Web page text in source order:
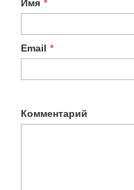
Имя *
Email *
Комментарий